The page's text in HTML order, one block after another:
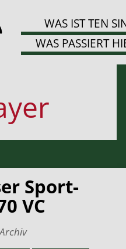
WAS IST TEN
WAS PASSIERT
Sport-
VC
Archiv